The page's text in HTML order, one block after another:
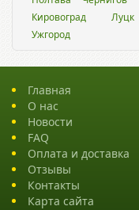
Кировоград
Луцк
Ужгород
Главная
О нас
Новости
FAQ
Оплата и доставка
Отзывы
Контакты
Карта сайта